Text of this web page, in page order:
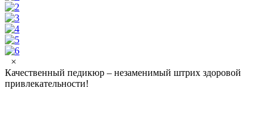
×
Качественный педикюр – незаменимый штрих здоровой
привлекательности!